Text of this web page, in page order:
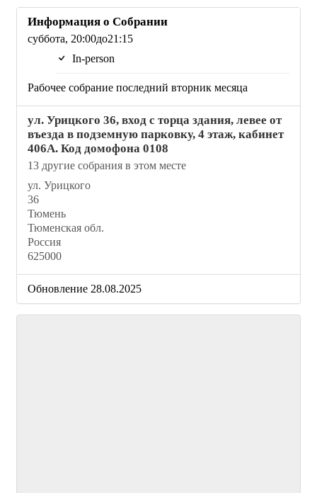
Информация о Собрании
суббота, 20:00до21:15
In-person
Рабочее собрание последний вторник месяца
ул. Урицкого 36, вход с торца здания, левее от
въезда в подземную парковку, 4 этаж, кабинет
406А. Код домофона 0108
13 другие собрания в этом месте
ул. Урицкого
36
Тюмень
Тюменская обл.
Россия
625000
Обновление 28.08.2025